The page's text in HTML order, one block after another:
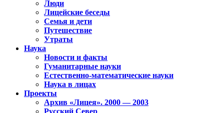
Люди
Лицейские беседы
Семья и дети
Путешествие
Утраты
Наука
Новости и факты
Гуманитарные науки
Естественно-математические науки
Наука в лицах
Проекты
Архив «Лицея». 2000 — 2003